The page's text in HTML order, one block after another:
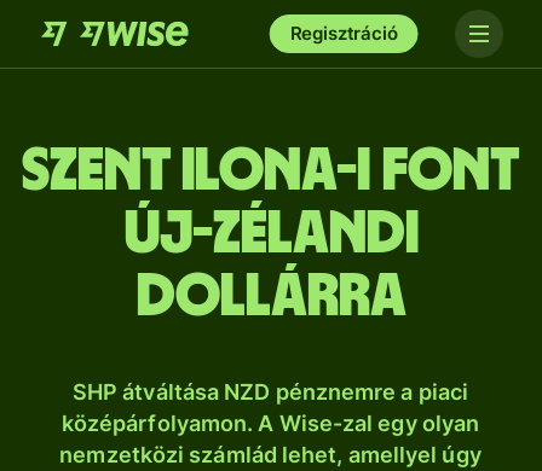
Regisztráció
Szent Ilona-i font
új-zélandi
dollárra
SHP átváltása NZD pénznemre a piaci
középárfolyamon. A Wise-zal egy olyan
nemzetközi számlád lehet, amellyel úgy